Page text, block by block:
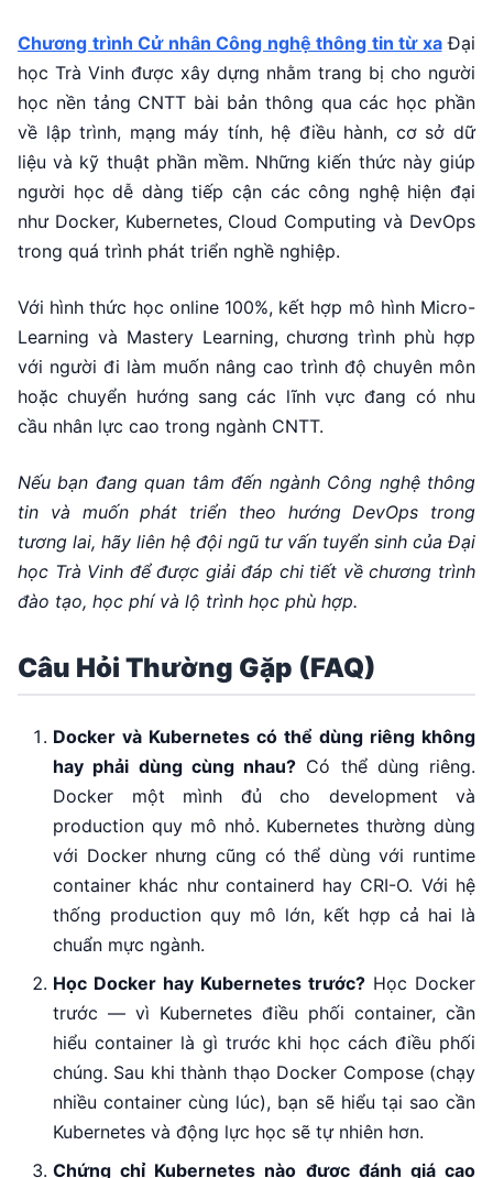
Chương trình Cử nhân Công nghệ thông tin từ xaĐại
học Trà Vinh được xây dựng nhằm trang bị cho người
học nền tảng CNTT bài bản thông qua các học phần
về lập trình, mạng máy tính, hệ điều hành, cơ sở dữ
liệu và kỹ thuật phần mềm. Những kiến thức này giúp
người học dễ dàng tiếp cận các công nghệ hiện đại
như Docker, Kubernetes, Cloud Computing và DevOps
trong quá trình phát triển nghề nghiệp.
Với hình thức học online 100%, kết hợp mô hình Micro-
Learning và Mastery Learning, chương trình phù hợp
với người đi làm muốn nâng cao trình độ chuyên môn
hoặc chuyển hướng sang các lĩnh vực đang có nhu
cầu nhân lực cao trong ngành CNTT.
Nếu bạn đang quan tâm đến ngành Công nghệ thông
tin và muốn phát triển theo hướng DevOps trong
tương lai, hãy liên hệ đội ngũ tư vấn tuyển sinh của Đại
học Trà Vinh để được giải đáp chi tiết về chương trình
đào tạo, học phí và lộ trình học phù hợp.
Câu Hỏi Thường Gặp (FAQ)
Docker và Kubernetes có thể dùng riêng không
hay phải dùng cùng nhau? Có thể dùng riêng.
Docker một mình đủ cho development và
production quy mô nhỏ. Kubernetes thường dùng
với Docker nhưng cũng có thể dùng với runtime
container khác như containerd hay CRI-O. Với hệ
thống production quy mô lớn, kết hợp cả hai là
chuẩn mực ngành.
Học Docker hay Kubernetes trước? Học Docker
trước — vì Kubernetes điều phối container, cần
hiểu container là gì trước khi học cách điều phối
chúng. Sau khi thành thạo Docker Compose (chạy
nhiều container cùng lúc), bạn sẽ hiểu tại sao cần
Kubernetes và động lực học sẽ tự nhiên hơn.
Chứng chỉ Kubernetes nào được đánh giá cao